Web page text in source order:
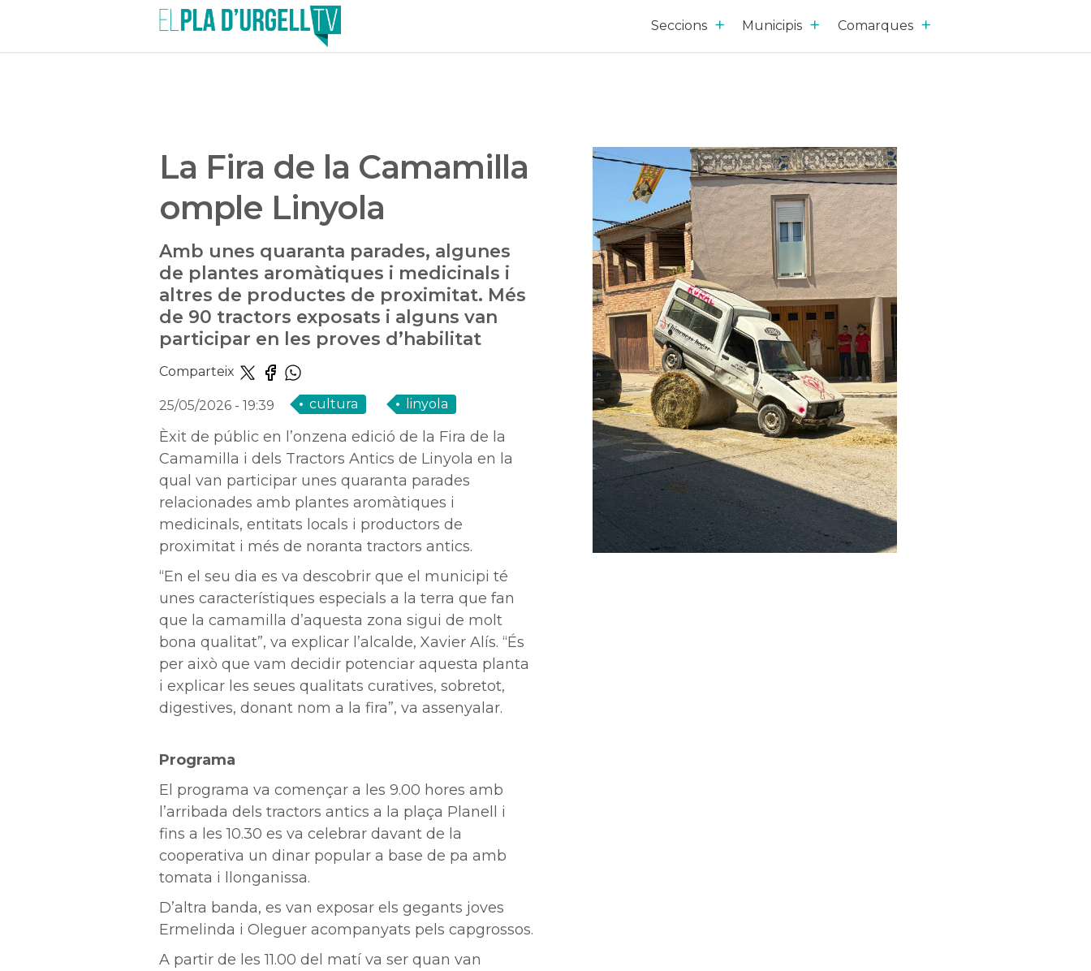
Seccions Municipis Comarques
La Fira de la Camamilla
omple Linyola
Amb unes quaranta parades, algunes
de plantes aromàtiques i medicinals i
altres de productes de proximitat. Més
de 90 tractors exposats i alguns van
participar en les proves d’habilitat
Comparteix
25/05/2026 - 19:39 cultura linyola
Èxit de públic en l’onzena edició de la Fira de la
Camamilla i dels Tractors Antics de Linyola en la
qual van participar unes quaranta parades
relacionades amb plantes aromàtiques i
medicinals, entitats locals i productors de
proximitat i més de noranta tractors antics.
“En el seu dia es va descobrir que el municipi té
unes característiques especials a la terra que fan
que la camamilla d’aquesta zona sigui de molt
bona qualitat”, va explicar l’alcalde, Xavier Alís. “És
per això que vam decidir potenciar aquesta planta
i explicar les seues qualitats curatives, sobretot,
digestives, donant nom a la fira”, va assenyalar.
Programa
El programa va començar a les 9.00 hores amb
l’arribada dels tractors antics a la plaça Planell i
fins a les 10.30 es va celebrar davant de la
cooperativa un dinar popular a base de pa amb
tomata i llonganissa.
D’altra banda, es van exposar els gegants joves
Ermelinda i Oleguer acompanyats pels capgrossos.
A partir de les 11.00 del matí va ser quan van